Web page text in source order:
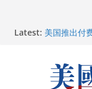
Latest: 美国推出付
美国最高法
人！